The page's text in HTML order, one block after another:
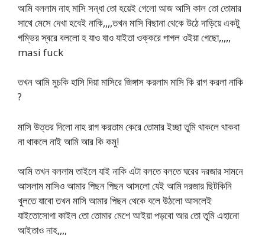
আমি বললাম নাহ মাসি সন্ধা তো হয়েই গেলো আজ আসি কাল তো তোমার
সাথে মেসে দেখা হবেই নাকি,,,,তখন মাসি বিছানা থেকে উঠে দাড়িয়ে একটু
গম্ভির স্বরে বললো হ যাও যাও যাইতা ওক্করে পাগল ওইয়া গেছো,,,,,
masi fuck
তখন আমি মুচকি হাসি দিয়া মাসিরে জিঙ্গাস করলাম মাসি কি রাগ করলা নাকি
?
মাসি উত্তর দিলো নাহ রাগ করতাম কেরে তোমার ইচ্ছা তুমি থাকলে থাকবা
না থাকলে নাই আমি আর কি কমু!
আমি তখন বললাম তাইলে যাই নাকি এটা বলতে বলতে ঘরের দরজার সামনে
আসলাম মাসিও আমার পিছন পিছন আসলো যেই আমি দরজার ছিটকিনি
খুলতে যাবো তখন মাসি আমার পিছন থেকে বলে উঠলো আসলেই
যাইতোসোগা কাইল তো তোমার মেশে আইয়া পড়বো আর তো তুমি এহানো
আইতাও নাহ,,,,